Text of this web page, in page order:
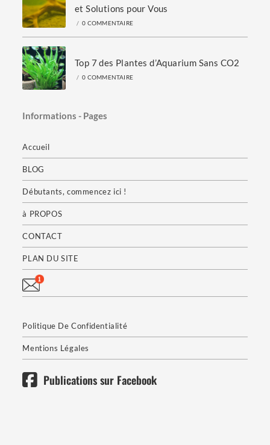
et Solutions pour Vous
/ 0 COMMENTAIRE
Top 7 des Plantes d’Aquarium Sans CO2
/ 0 COMMENTAIRE
Informations - Pages
Accueil
BLOG
Débutants, commencez ici !
à PROPOS
CONTACT
PLAN DU SITE
Politique De Confidentialité
Mentions Légales
Publications sur Facebook